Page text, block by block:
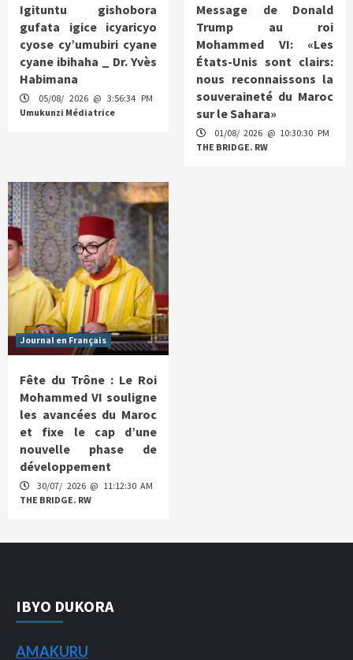
Igituntu gishobora
gufata igice icyaricyo
cyose cy’umubiri cyane
cyane ibihaha _ Dr. Yvès
Habimana
05/08/ 2026 @ 3:56:34 PM
Umukunzi Médiatrice
Message de Donald
Trump au roi
Mohammed VI: «Les
États-Unis sont clairs:
nous reconnaissons la
souveraineté du Maroc
sur le Sahara»
01/08/ 2026 @ 10:30:30 PM
THE BRIDGE. RW
Journal en Français
Fête du Trône : Le Roi
Mohammed VI souligne
les avancées du Maroc
et fixe le cap d’une
nouvelle phase de
développement
30/07/ 2026 @ 11:12:30 AM
THE BRIDGE. RW
IBYO DUKORA
AMAKURU